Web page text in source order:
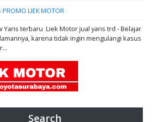
PROMO LIEK MOTOR
Yaris terbaru Liek Motor jual yaris trd - Belajar
karena tidak ingin mengulangi kasus
Search